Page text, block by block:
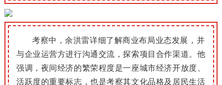
考察中，余洪雷详细了解商业布局业态发展，并
与企业运营方进行沟通交流，探索项目合作渠道。 他
强调，夜间经济的繁荣程度是一座城市经济开放度、
活跃度的重要标志，也是考察其文化品格及居民生活